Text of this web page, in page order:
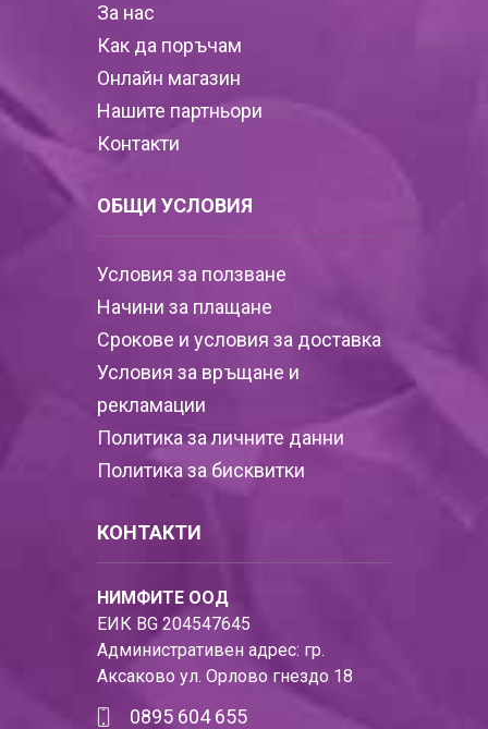
За нас
Как да поръчам
Онлайн магазин
Нашите партньори
Контакти
ОБЩИ УСЛОВИЯ
Условия за ползване
Начини за плащане
Срокове и условия за доставка
Условия за връщане и
рекламации
Политика за личните данни
Политика за бисквитки
КОНТАКТИ
НИМФИТЕ ООД
ЕИК BG 204547645
Административен адрес: гр.
Аксаково ул. Орлово гнездо 18
0895 604 655